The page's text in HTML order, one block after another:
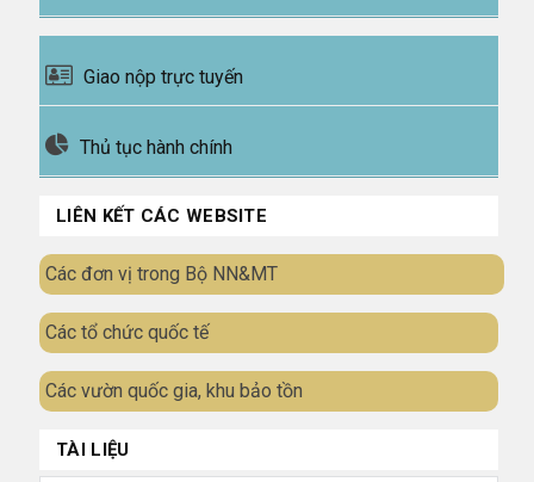
Giao nộp trực tuyến
Thủ tục hành chính
LIÊN KẾT CÁC WEBSITE
Các đơn vị trong Bộ NN&MT
Các tổ chức quốc tế
Các vườn quốc gia, khu bảo tồn
TÀI LIỆU